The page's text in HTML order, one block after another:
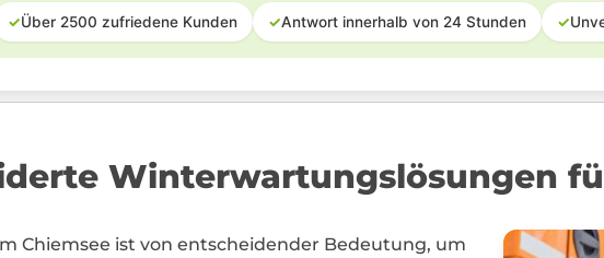
✓Über 2500 zufriedene Kunden ✓Antwort innerhalb von 24 Stunden ✓
Winterwartungslösungen
Chiemsee ist von entscheidender Bedeutung, um